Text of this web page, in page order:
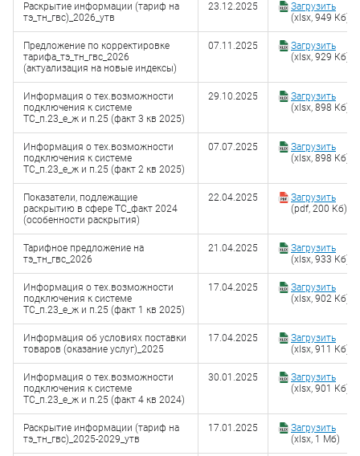
Раскрытие информации (тариф на
тэ_тн_гвс)_2026_утв
23.12.2025
Загрузить
(xlsx, 949 Кб)
Предложение по корректировке
тарифа_тэ_тн_гвс_2026
(актуализация на новые индексы)
07.11.2025
Загрузить
(xlsx, 929 Кб)
Информация о тех.возможности
подключения к системе
ТС_п.23_е_ж и п.25 (факт 3 кв 2025)
29.10.2025
Загрузить
(xlsx, 898 Кб)
Информация о тех.возможности
подключения к системе
ТС_п.23_е_ж и п.25 (факт 2 кв 2025)
07.07.2025
Загрузить
(xlsx, 898 Кб)
Показатели, подлежащие
раскрытию в сфере ТС_факт 2024
(особенности раскрытия)
22.04.2025
Загрузить
(pdf, 200 Кб)
Тарифное предложение на
тэ_тн_гвс_2026
21.04.2025
Загрузить
(xlsx, 933 Кб)
Информация о тех.возможности
подключения к системе
ТС_п.23_е_ж и п.25 (факт 1 кв 2025)
17.04.2025
Загрузить
(xlsx, 902 Кб)
Информация об условиях поставки
товаров (оказание услуг)_2025
17.04.2025
Загрузить
(xlsx, 911 Кб)
Информация о тех.возможности
подключения к системе
ТС_п.23_е_ж и п.25 (факт 4 кв 2024)
30.01.2025
Загрузить
(xlsx, 901 Кб)
Раскрытие информации (тариф на
тэ_тн_гвс)_2025-2029_утв
17.01.2025
Загрузить
(xlsx, 1 Мб)